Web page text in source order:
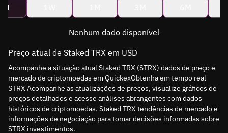
Nenhum dado disponível
Preço atual de Staked TRX em USD
Acompanhe a situação atual Staked TRX (STRX) dados de preço e
mercado de criptomoedas em QuickexObtenha em tempo real
STRX Acompanhe as atualizações de preços, visualize gráficos de
preços detalhados e acesse análises abrangentes com dados
históricos de criptomoedas. Staked TRX tendências de mercado e
informações de negociação para tomar decisões informadas sobre
STRX investimentos.